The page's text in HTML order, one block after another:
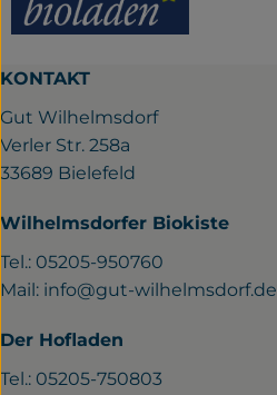
KONTAKT
Gut Wilhelmsdorf
Verler Str. 258a
33689 Bielefeld
Wilhelmsdorfer Biokiste
Tel.: 05205-950760
Mail: info@gut-wilhelmsdorf.de
Der Hofladen
Tel.: 05205-750803